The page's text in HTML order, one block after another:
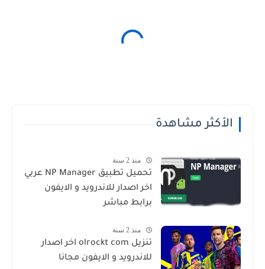
الأكثر مشاهدة
منذ 2 سنة
تحميل تطبيق NP Manager عربي
اخر اصدار للاندرويد و الايفون
برابط مباشر
منذ 2 سنة
تنزيل olrockt com اخر اصدار
للاندرويد و الايفون مجانا